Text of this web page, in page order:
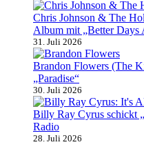
Chris Johnson & The
Album mit „Better Days
31. Juli 2026
Brandon Flowers (The
„Paradise“
30. Juli 2026
Billy Ray Cyrus schickt
Radio
28. Juli 2026